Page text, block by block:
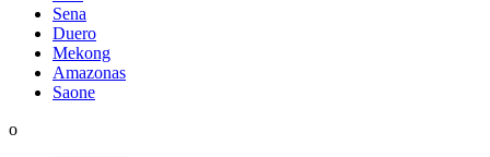
Sena
Duero
Mekong
Amazonas
Saone
o